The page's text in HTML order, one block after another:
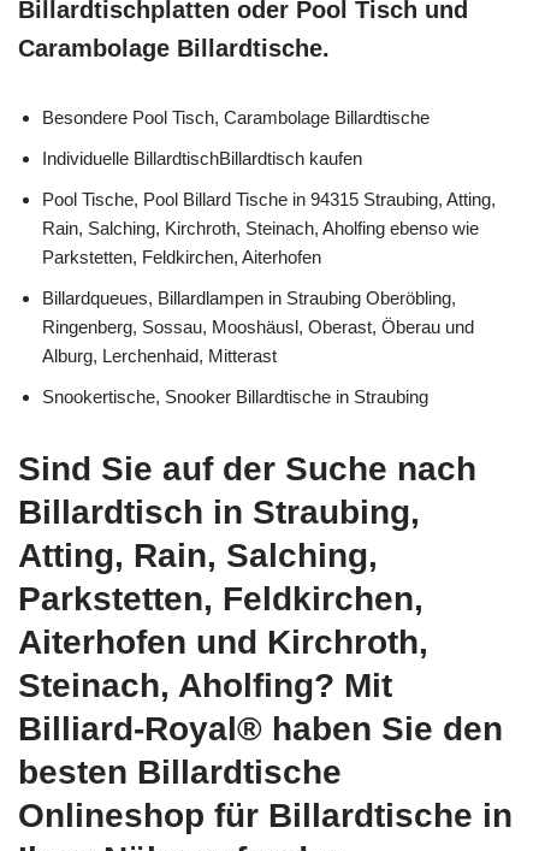
Billardtischplatten oder Pool Tisch und
Carambolage Billardtische.
Besondere Pool Tisch, Carambolage Billardtische
Individuelle BillardtischBillardtisch kaufen
Pool Tische, Pool Billard Tische in 94315 Straubing, Atting,
Rain, Salching, Kirchroth, Steinach, Aholfing ebenso wie
Parkstetten, Feldkirchen, Aiterhofen
Billardqueues, Billardlampen in Straubing Oberöbling,
Ringenberg, Sossau, Mooshäusl, Oberast, Öberau und
Alburg, Lerchenhaid, Mitterast
Snookertische, Snooker Billardtische in Straubing
Sind Sie auf der Suche nach
Billardtisch in Straubing,
Atting, Rain, Salching,
Parkstetten, Feldkirchen,
Aiterhofen und Kirchroth,
Steinach, Aholfing? Mit
Billiard-Royal® haben Sie den
besten Billardtische
Onlineshop für Billardtische in